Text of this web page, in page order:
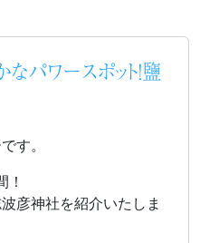
ワースポット！鹽
す。
！
彦神社を紹介いたしま